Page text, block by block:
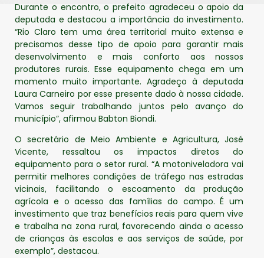
Durante o encontro, o prefeito agradeceu o apoio da
deputada e destacou a importância do investimento.
“Rio Claro tem uma área territorial muito extensa e
precisamos desse tipo de apoio para garantir mais
desenvolvimento e mais conforto aos nossos
produtores rurais. Esse equipamento chega em um
momento muito importante. Agradeço à deputada
Laura Carneiro por esse presente dado à nossa cidade.
Vamos seguir trabalhando juntos pelo avanço do
município”, afirmou Babton Biondi.
O secretário de Meio Ambiente e Agricultura, José
Vicente, ressaltou os impactos diretos do
equipamento para o setor rural. “A motoniveladora vai
permitir melhores condições de tráfego nas estradas
vicinais, facilitando o escoamento da produção
agrícola e o acesso das famílias do campo. É um
investimento que traz benefícios reais para quem vive
e trabalha na zona rural, favorecendo ainda o acesso
de crianças às escolas e aos serviços de saúde, por
exemplo”, destacou.